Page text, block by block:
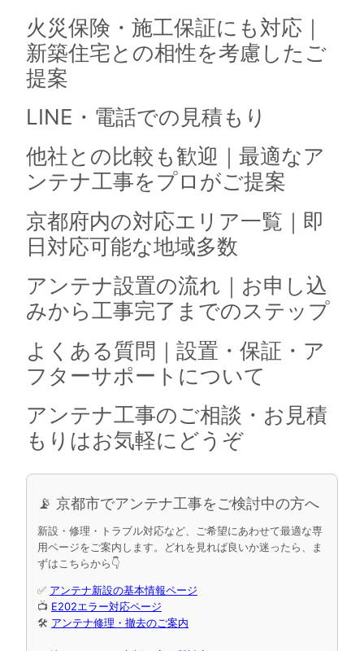
火災保険・施工保証にも対応｜
新築住宅との相性を考慮したご
提案
LINE・電話での見積もり
他社との比較も歓迎｜最適なア
ンテナ工事をプロがご提案
京都府内の対応エリア一覧｜即
日対応可能な地域多数
アンテナ設置の流れ｜お申し込
みから工事完了までのステップ
よくある質問｜設置・保証・ア
フターサポートについて
アンテナ工事のご相談・お見積
もりはお気軽にどうぞ
📡 京都市でアンテナ工事をご検討中の方へ
新設・修理・トラブル対応など、ご希望にあわせて最適な専
用ページをご案内します。どれを見れば良いか迷ったら、ま
ずはこちらから👇
✅ アンテナ新設の基本情報ページ
📺 E202エラー対応ページ
🛠 アンテナ修理・撤去のご案内